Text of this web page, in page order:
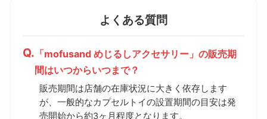
よくある質問
「mofusand めじるしアクセサリー」の販売期
間はいつからいつまで？
販売期間は店舗の在庫状況に大きく依存します
が、一般的なカプセルトイの設置期間の目安は発
売開始から約3ヶ月程度となります。